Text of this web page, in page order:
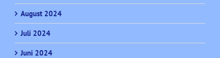
August 2024
Juli 2024
Juni 2024